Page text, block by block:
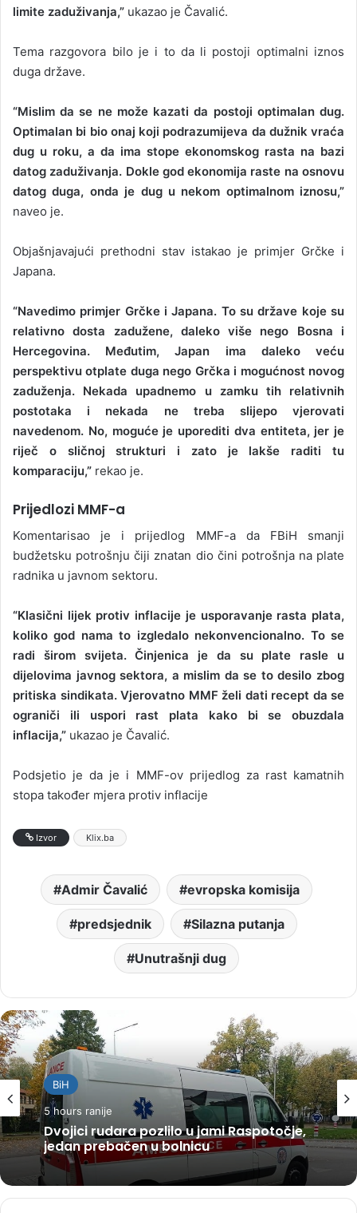
limite zaduživanja,” ukazao je Čavalić.
Tema razgovora bilo je i to da li postoji optimalni iznos
duga države.
“Mislim da se ne može kazati da postoji optimalan dug.
Optimalan bi bio onaj koji podrazumijeva da dužnik vraća
dug u roku, a da ima stope ekonomskog rasta na bazi
datog zaduživanja. Dokle god ekonomija raste na osnovu
datog duga, onda je dug u nekom optimalnom iznosu,”
naveo je.
Objašnjavajući prethodni stav istakao je primjer Grčke i
Japana.
“Navedimo primjer Grčke i Japana. To su države koje su
relativno dosta zadužene, daleko više nego Bosna i
Hercegovina. Međutim, Japan ima daleko veću
perspektivu otplate duga nego Grčka i mogućnost novog
zaduženja. Nekada upadnemo u zamku tih relativnih
postotaka i nekada ne treba slijepo vjerovati
navedenom. No, moguće je uporediti dva entiteta, jer je
riječ o sličnoj strukturi i zato je lakše raditi tu
komparaciju,” rekao je.
Prijedlozi MMF-a
Komentarisao je i prijedlog MMF-a da FBiH smanji
budžetsku potrošnju čiji znatan dio čini potrošnja na plate
radnika u javnom sektoru.
“Klasični lijek protiv inflacije je usporavanje rasta plata,
koliko god nama to izgledalo nekonvencionalno. To se
radi širom svijeta. Činjenica je da su plate rasle u
dijelovima javnog sektora, a mislim da se to desilo zbog
pritiska sindikata. Vjerovatno MMF želi dati recept da se
ograniči ili uspori rast plata kako bi se obuzdala
inflacija,” ukazao je Čavalić.
Podsjetio je da je i MMF-ov prijedlog za rast kamatnih
stopa također mjera protiv inflacije
Izvor Klix.ba
Admir Čavalić evropska komisija
predsjednik Silazna putanja
Unutrašnji dug
BiH
5 hours ranije
Dvojici rudara pozlilo u jami Raspotočje,
jedan prebačen u bolnicu